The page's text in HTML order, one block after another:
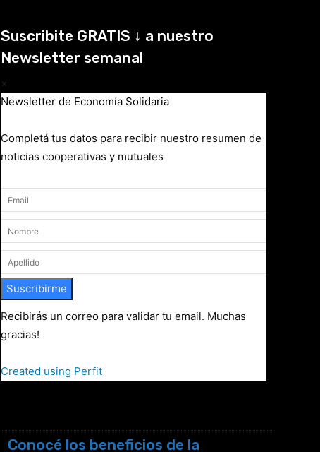
Suscribite GRATIS ↓ a nuestro
Newsletter semanal
×
Newsletter de Economía Solidaria
Completá tus datos para recibir nuestro resumen de
noticias cooperativas y mutuales
Suscribirme
Recibirás un correo para validar tu email. Muchas
gracias!
Created using Perfit
Conocé los beneficios de la